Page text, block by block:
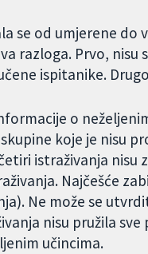
se od umjerene do
razloga. Prvo, nisu
ispitanike.
o
koje je nisu
istraživanja nisu
Najčešće
Ne može se
nisu pružila
učincima.